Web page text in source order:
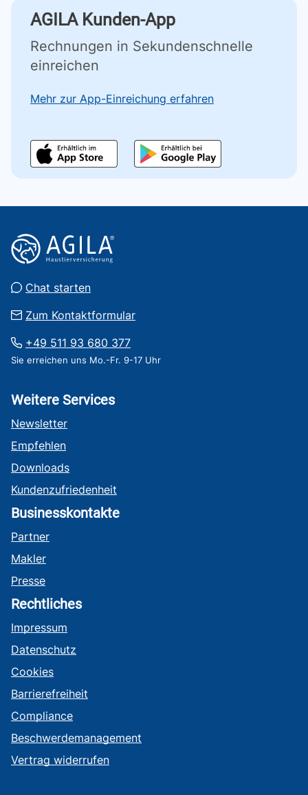
AGILA Kunden-App
Rechnungen in Sekundenschnelle
einreichen
Mehr zur App-Einreichung erfahren